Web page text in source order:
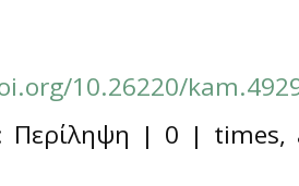
10.26220/
Περίληψη | 0 |